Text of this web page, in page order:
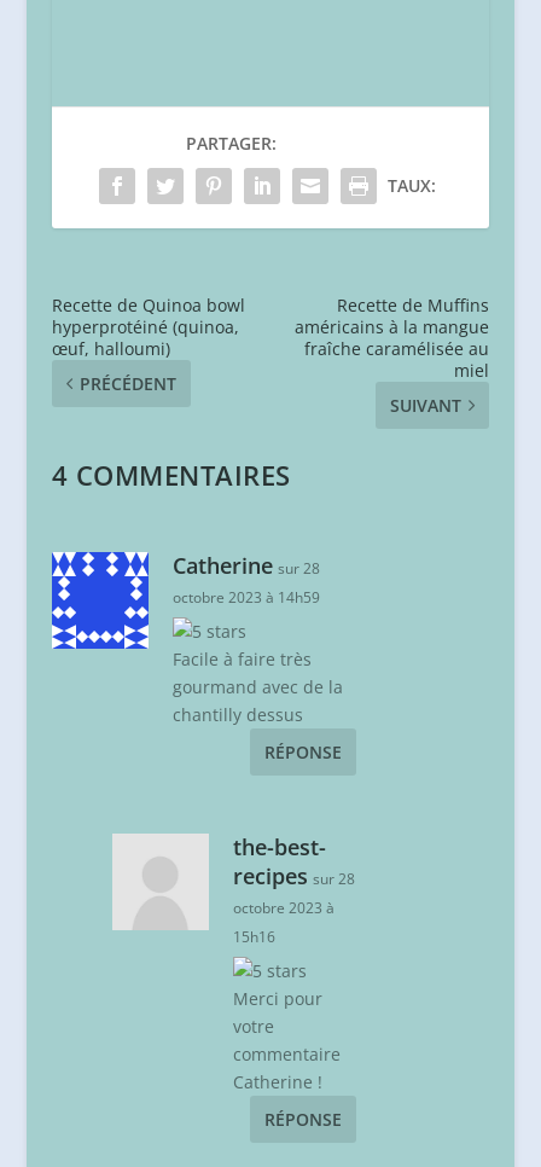
PARTAGER:
TAUX:
Recette de Quinoa bowl
hyperprotéiné (quinoa,
œuf, halloumi)
PRÉCÉDENT
Recette de Muffins
américains à la mangue
fraîche caramélisée au
miel
SUIVANT
4 COMMENTAIRES
Catherine sur 28
octobre 2023 à 14h59
Facile à faire très
gourmand avec de la
chantilly dessus
RÉPONSE
the-best-
recipes sur 28
octobre 2023 à
15h16
Merci pour
votre
commentaire
Catherine !
RÉPONSE